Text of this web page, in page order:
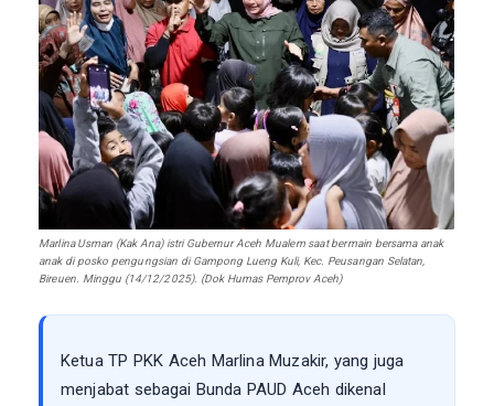
Marlina Usman (Kak Ana) istri Gubernur Aceh Mualem saat bermain bersama anak
anak di posko pengungsian di Gampong Lueng Kuli, Kec. Peusangan Selatan,
Bireuen. Minggu (14/12/2025). (Dok Humas Pemprov Aceh)
Ketua TP PKK Aceh Marlina Muzakir, yang juga
menjabat sebagai Bunda PAUD Aceh dikenal